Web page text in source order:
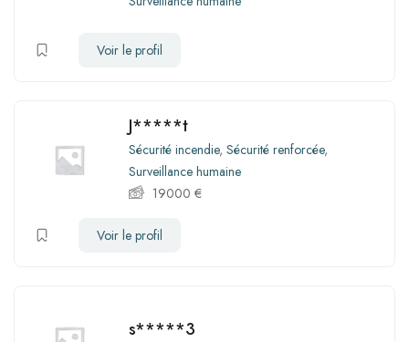
Voir le profil
J*****t
Sécurité incendie, Sécurité renforcée,
Surveillance humaine
19000 €
Voir le profil
s*****3